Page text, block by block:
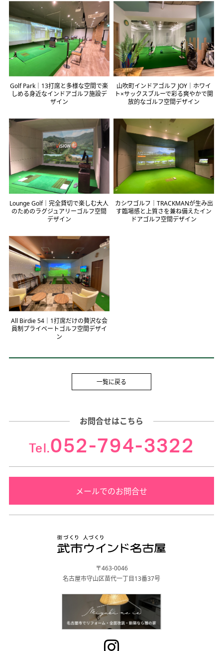
Golf Park｜13打席と多様な空間で楽
しめる身近なインドアゴルフ施設デ
ザイン
山吹町インドアゴルフ JOY｜ホワイ
ト×サックスブルーで彩る爽やかで開
放的なゴルフ空間デザイン
Lounge Golf｜完全貸切で楽しむ大人
のためのラグジュアリーゴルフ空間
デザイン
カシワゴルフ｜TRACKMANが生み出
す臨場感と上質さを兼ね備えたイン
ドアゴルフ空間デザイン
All Birdie 54｜1打席だけの贅沢な会
員制プライベートゴルフ空間デザイ
ン
一覧に戻る
お問合せはこちら
Tel.052-794-3322
メールでのお問合せ
〒463-0046
名古屋市守山区苗代一丁目13番37号